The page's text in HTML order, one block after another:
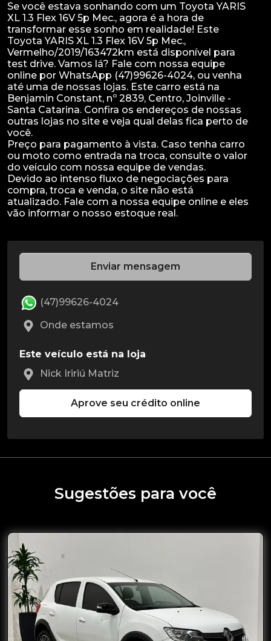
Se você estava sonhando com um Toyota YARIS
XL 1.3 Flex 16V 5p Mec., agora é a hora de
transformar esse sonho em realidade! Este
Toyota YARIS XL 1.3 Flex 16V 5p Mec.,
Vermelho/2019/163472km está disponível para
test drive. Vamos lá? Fale com nossa equipe
online por WhatsApp (47)99626-4024, ou venha
até uma de nossas lojas. Este carro está na
Benjamin Constant, nº 2839, Centro, Joinville -
Santa Catarina. Confira os endereços de nossas
outras lojas no site e veja qual delas fica perto de
você.
Preço para pagamento à vista. Caso tenha carro
ou moto como entrada na troca, consulte o valor
do veículo com nossa equipe de vendas.
Devido ao intenso fluxo de negociações para
compra, troca e venda, o site não está
atualizado. Fale com a nossa equipe online e eles
Enviar mensagem
(47)99626-4024
Onde estamos
Este veículo está na loja
Nick Iririú Matriz
Aprove seu crédito online
Sugestões para você